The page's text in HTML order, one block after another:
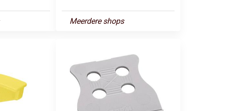
Meerdere shops